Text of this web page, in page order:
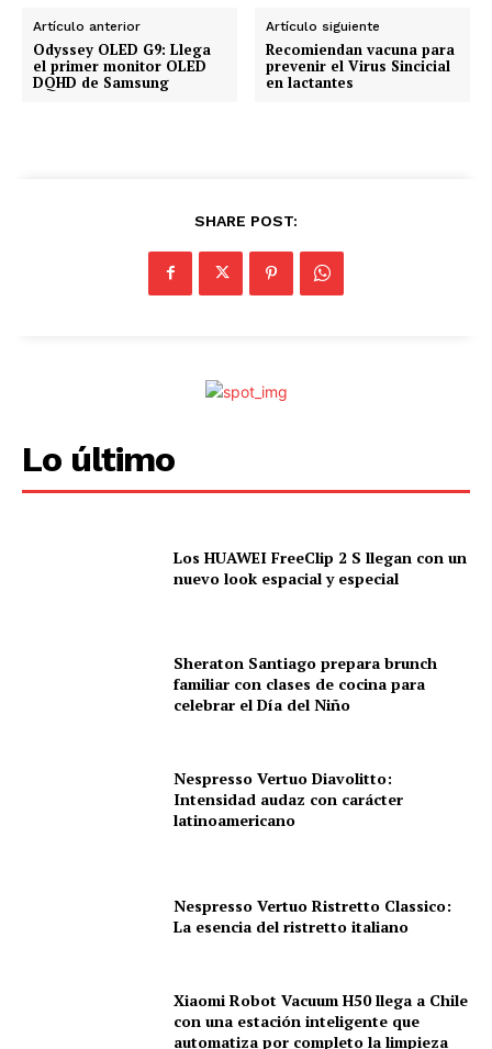
Artículo anterior
Odyssey OLED G9: Llega
el primer monitor OLED
DQHD de Samsung
Artículo siguiente
Recomiendan vacuna para
prevenir el Virus Sincicial
en lactantes
SHARE POST:
Lo último
Los HUAWEI FreeClip 2 S llegan con un
nuevo look espacial y especial
Sheraton Santiago prepara brunch
familiar con clases de cocina para
celebrar el Día del Niño
Nespresso Vertuo Diavolitto:
Intensidad audaz con carácter
latinoamericano
Nespresso Vertuo Ristretto Classico:
La esencia del ristretto italiano
Xiaomi Robot Vacuum H50 llega a Chile
con una estación inteligente que
automatiza por completo la limpieza